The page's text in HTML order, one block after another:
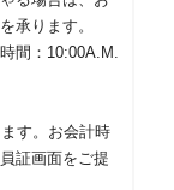
承ります。
間：10:00A.M.
す。お会計時
証画面をご提